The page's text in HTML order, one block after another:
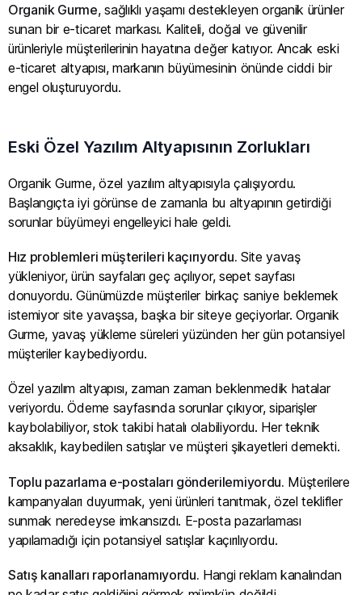
Organik Gurme, sağlıklı yaşamı destekleyen organik ürünler
sunan bir e-ticaret markası. Kaliteli, doğal ve güvenilir
ürünleriyle müşterilerinin hayatına değer katıyor. Ancak eski
e-ticaret altyapısı, markanın büyümesinin önünde ciddi bir
engel oluşturuyordu.
Eski Özel Yazılım Altyapısının Zorlukları
Organik Gurme, özel yazılım altyapısıyla çalışıyordu.
Başlangıçta iyi görünse de zamanla bu altyapının getirdiği
sorunlar büyümeyi engelleyici hale geldi.
Hız problemleri müşterileri kaçırıyordu. Site yavaş
yükleniyor, ürün sayfaları geç açılıyor, sepet sayfası
donuyordu. Günümüzde müşteriler birkaç saniye beklemek
istemiyor site yavaşsa, başka bir siteye geçiyorlar. Organik
Gurme, yavaş yükleme süreleri yüzünden her gün potansiyel
müşteriler kaybediyordu.
Özel yazılım altyapısı, zaman zaman beklenmedik hatalar
veriyordu. Ödeme sayfasında sorunlar çıkıyor, siparişler
kaybolabiliyor, stok takibi hatalı olabiliyordu. Her teknik
aksaklık, kaybedilen satışlar ve müşteri şikayetleri demekti.
Toplu pazarlama e-postaları gönderilemiyordu. Müşterilere
kampanyaları duyurmak, yeni ürünleri tanıtmak, özel teklifler
sunmak neredeyse imkansızdı. E-posta pazarlaması
yapılamadığı için potansiyel satışlar kaçırılıyordu.
Satış kanalları raporlanamıyordu. Hangi reklam kanalından